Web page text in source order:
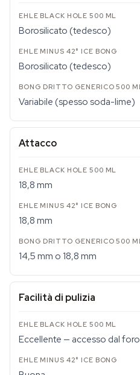
Borosilicato (tedesco)
Borosilicato (tedesco)
Variabile (spesso soda-lime)
Attacco
18,8 mm
18,8 mm
14,5 mm o 18,8 mm
Facilità di pulizia
Eccellente — accesso dal foro